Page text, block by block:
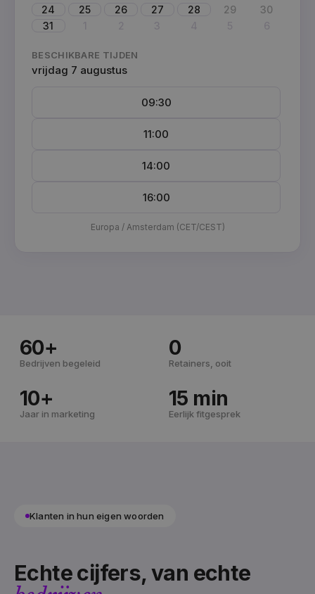
24
25 26 27 28 29
30
31
BESCHIKBARE TIJDEN
vrijdag 7 augustus
09:30
11:00
14:00
16:00
Europa / Amsterdam (CET/CEST)
60+
Bedrijven begeleid
0
Retainers, ooit
10+
Jaar in marketing
15 min
Eerlijk fitgesprek
Klanten in hun eigen woorden
Echte cijfers, van echte